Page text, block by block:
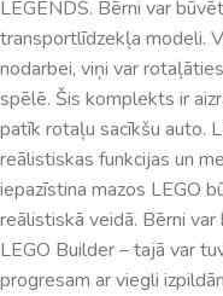
LEGENDS. Bērni var
transportlīdzekļa modeli.
nodarbei, viņi var
spēlē. Šis komplekts ir
patīk rotaļu sacīkšu auto.
reālistiskas funkcijas un
iepazīstina mazos LEGO
reālistiskā veidā. Bērni
LEGO Builder – tajā var
progresam ar viegli